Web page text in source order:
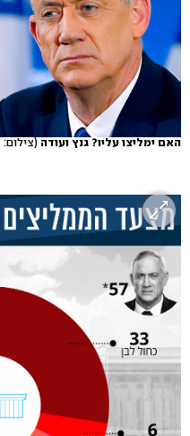
האם ימליצו עליו? גנץ ועודה(צילום: AFP, אלי דסה)